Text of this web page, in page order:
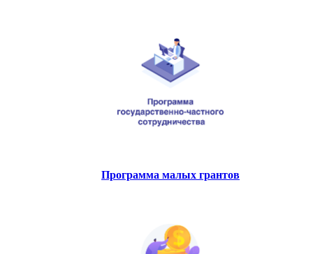
Программа малых грантов